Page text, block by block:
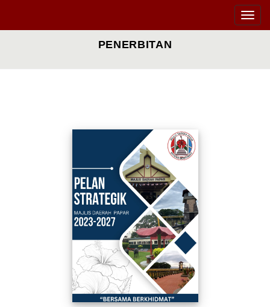
Toggle
PENERBITAN